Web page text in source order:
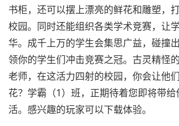
书柜，还可以摆上漂亮的鲜花和雕塑，
校园。同时还能组织各类学术竞赛，让
华。成千上万的学生会集思广益，碰撞
领你的学生们冲击竞赛之冠。古灵精怪
老师，在这活力四射的校园，你会让他
花？学霸（1）班，正期待着您即将带
活。感兴趣的玩家可以下载体验。